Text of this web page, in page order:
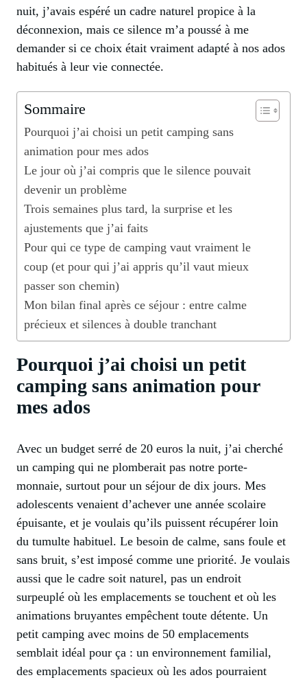
nuit, j’avais espéré un cadre naturel propice à la
déconnexion, mais ce silence m’a poussé à me
demander si ce choix était vraiment adapté à nos ados
habitués à leur vie connectée.
Sommaire
Pourquoi j’ai choisi un petit camping sans
animation pour mes ados
Le jour où j’ai compris que le silence pouvait
devenir un problème
Trois semaines plus tard, la surprise et les
ajustements que j’ai faits
Pour qui ce type de camping vaut vraiment le
coup (et pour qui j’ai appris qu’il vaut mieux
passer son chemin)
Mon bilan final après ce séjour : entre calme
précieux et silences à double tranchant
Pourquoi j’ai choisi un petit
camping sans animation pour
mes ados
Avec un budget serré de 20 euros la nuit, j’ai cherché
un camping qui ne plomberait pas notre porte-
monnaie, surtout pour un séjour de dix jours. Mes
adolescents venaient d’achever une année scolaire
épuisante, et je voulais qu’ils puissent récupérer loin
du tumulte habituel. Le besoin de calme, sans foule et
sans bruit, s’est imposé comme une priorité. Je voulais
aussi que le cadre soit naturel, pas un endroit
surpeuplé où les emplacements se touchent et où les
animations bruyantes empêchent toute détente. Un
petit camping avec moins de 50 emplacements
semblait idéal pour ça : un environnement familial,
des emplacements spacieux où les ados pourraient